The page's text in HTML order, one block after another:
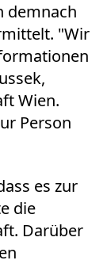
demnach
"Wir
Wien.
Person
es zur
die
Darüber